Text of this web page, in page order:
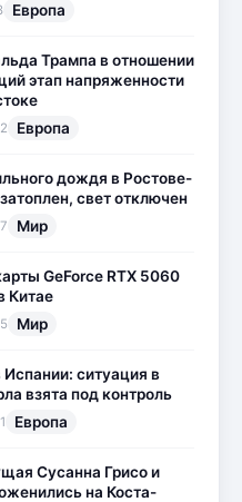
Европа
Трампа в отношении
этап напряженности
Европа
дождя в Ростове-
свет отключен
Мир
GeForce RTX 5060
Китае
Мир
ситуация в
взята под контроль
Европа
Сусанна Грисо и
на Коста-